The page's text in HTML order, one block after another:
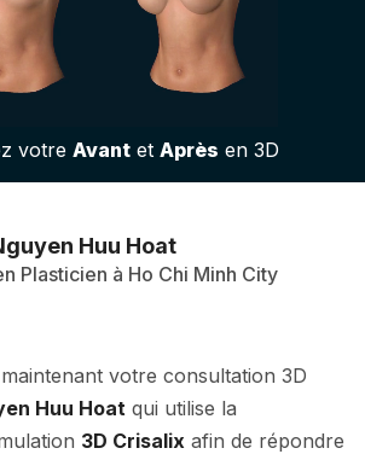
3D
votre Avantet Après en 3D
Huu Hoat
Plasticien à Ho Chi Minh City
votre consultation 3D
Huu Hoat qui utilise la
3D Crisalix afin de répondre